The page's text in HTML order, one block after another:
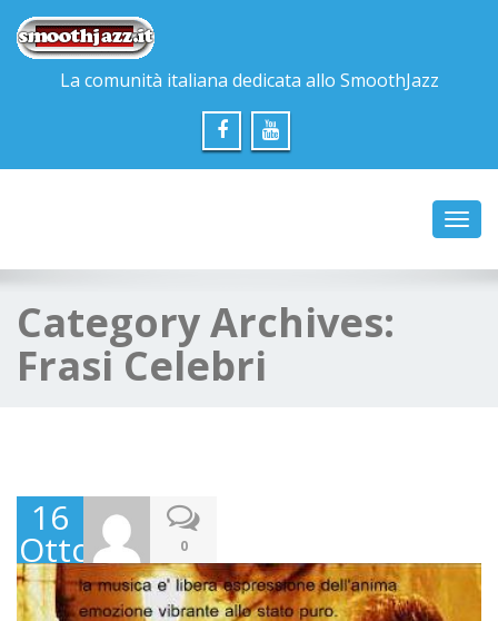
La comunità italiana dedicata allo SmoothJazz
Category Archives:
Frasi Celebri
16
Ottobre
2017
0